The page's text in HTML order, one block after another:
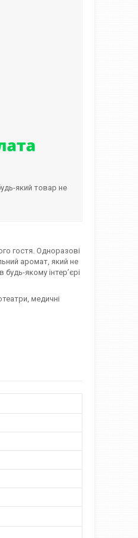
який товар не
гостя. Одноразові
аромат, який не
якому інтер’єрі
медичні